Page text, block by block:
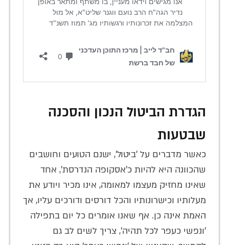
הגדרת הביטול הנכון והסכנה
שבטעות
כאשר מדברים על 'ביטול', ישנם הטועים וחושבים
שהכוונה היא להיות כ'אסקופה הנדרסת', אחד
שאינו מחזיק מעצמו למאומה, אינו מכיר ויודע את
מעלותיו וכישרונותיו והכל דורסים ודורכים עליו, אך
האמת אינה כן. אף שאנו אומרים כל יום בתפילה
'ונפשי כעפר לכל תהיה', צריך לשים לב גם